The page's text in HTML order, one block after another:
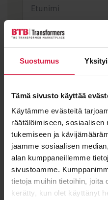
Suostumus
Tämä sivusto käyttää
Käytämme evästeitä
räätälöimiseen, sosiaalisen
tukemiseen ja
jaamme sosiaalisen
alan kumppaneillemme
sivustoamme.
tietoja muihin tietoihin, joita
kerätty, kun olet käyttänyt
Sukunimi
Sähköposti *
Viesti